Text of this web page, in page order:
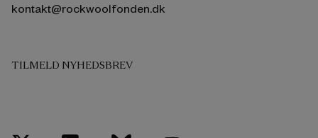
kontakt@rockwoolfonden.dk
TILMELD NYHEDSBREV